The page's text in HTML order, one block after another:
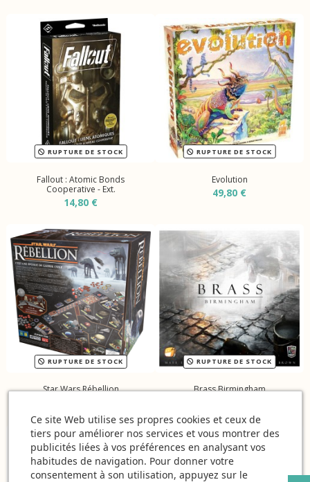
RUPTURE DE STOCK
Fallout : Atomic Bonds
Cooperative - Ext.
14,80 €
RUPTURE DE STOCK
Evolution
49,80 €
RUPTURE DE STOCK
Star Wars Rébellion
RUPTURE DE STOCK
Brass Birmingham
Ce site Web utilise ses propres cookies et ceux de
tiers pour améliorer nos services et vous montrer des
publicités liées à vos préférences en analysant vos
habitudes de navigation. Pour donner votre
consentement à son utilisation, appuyez sur le